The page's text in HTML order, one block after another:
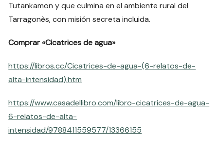
Tutankamon y que culmina en el ambiente rural del
Tarragonès, con misión secreta incluida.
Comprar «Cicatrices de agua»
https://libros.cc/Cicatrices-de-agua-(6-relatos-de-
alta-intensidad).htm
https://www.casadellibro.com/libro-cicatrices-de-agua-
6-relatos-de-alta-
intensidad/9788411559577/13366155